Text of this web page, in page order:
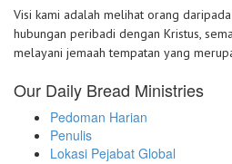
Visi kami adalah melihat orang
hubungan peribadi dengan Kristus,
melayani jemaah tempatan yang
Our Daily Bread Ministries
Pedoman Harian
Penulis
Lokasi Pejabat Global